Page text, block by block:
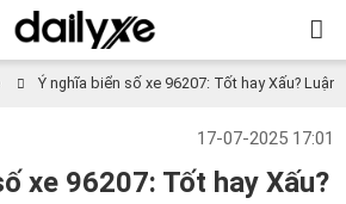
Ý nghĩa biển số xe 96207: Tốt hay Xấu?
17-07-2025 17:01
xe 96207: Tốt hay Xấu?